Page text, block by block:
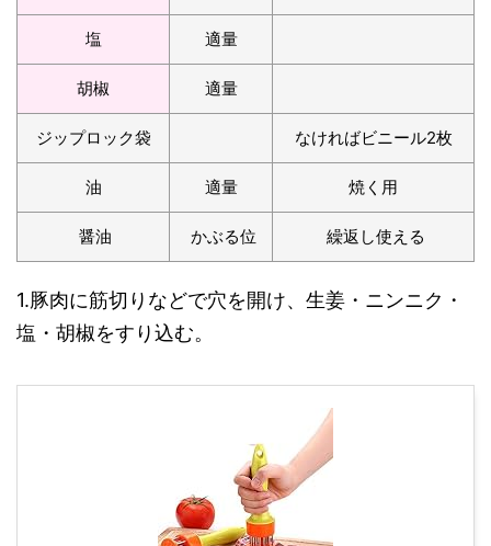
塩 適量
胡椒 適量
ジップロック袋 なければビニール2枚
油 適量 焼く用
醤油 かぶる位 繰返し使える
1.豚肉に筋切りなどで穴を開け、生姜・ニンニク・
塩・胡椒をすり込む。